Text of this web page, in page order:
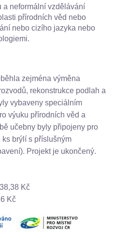
a neformální vzdělávání
přírodních věd nebo
nebo cizího jazyka nebo
zejména výměna
rekonstrukce podlah a
vybaveny speciálním
výuku přírodních věd a
učebny byly připojeny pro
brýlí s příslušným
Projekt je ukončený.
Kč
Kč